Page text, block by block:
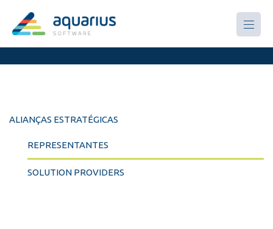
Parcerias
ALIANÇAS ESTRATÉGICAS
REPRESENTANTES
SOLUTION PROVIDERS